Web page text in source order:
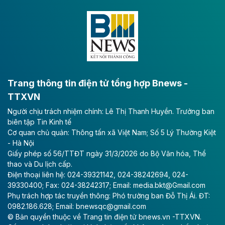
VNG sớm vượt kế hoạch lợi nhuận năm
CTCP Tập đoàn VNG công bố kết quả quý II với
lần cùng kỳ.
Theo vietnamfinance.vn
VinEnergo của tỷ phú Phạm Nhật Vượng
đăng ký đầu tư dự án điện gió 9.100 tỷ
đồng tại Quảng Trị
Công ty Cổ phần Năng lượng VinEnergo là nhà đầu tư
duy nhất nộp hồ sơ đăng ký thực hiện Dự án Nhà máy
Điện gió Halcom Hồng Đức tại Quảng Trị với tổng vốn
đầu tư hơn 9.127 tỷ đồng.
Trang thông tin điện tử tổng hợp Bnews -
TTXVN
Người chịu trách nhiệm chính: Lê Thị Thanh Huyền. Trưởng ban
biên tập Tin Kinh tế
Cơ quan chủ quản: Thông tấn xã Việt Nam; Số 5 Lý Thường Kiệt
- Hà Nội
Giấy phép số 56/TTĐT ngày 31/3/2026 do Bộ Văn hóa, Thể
thao và Du lịch cấp.
Điện thoại liên hệ: 024-39321142, 024-38242694, 024-
39330400; Fax: 024-38242317; Email: media.bkt@Gmail.com
Phụ trách hợp tác truyền thông: Phó trưởng ban Đỗ Thị Ái. ĐT:
0982.186.628; Email: bnewsqc@gmail.com
© Bản quyền thuộc về Trang tin điện tử bnews.vn -TTXVN.